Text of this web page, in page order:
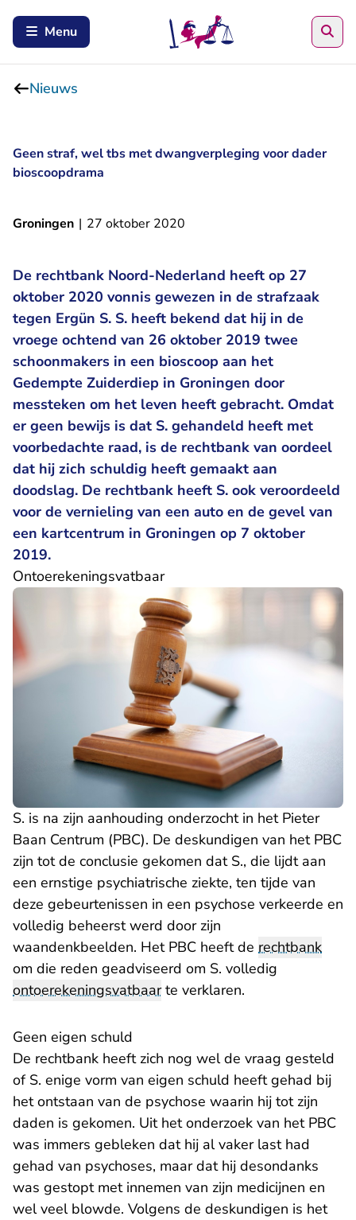
Menu
Nieuws
Geen straf, wel tbs met dwangverpleging voor dader
bioscoopdrama
Groningen | 27 oktober 2020
De rechtbank Noord-Nederland heeft op 27
oktober 2020 vonnis gewezen in de strafzaak
tegen Ergün S. S. heeft bekend dat hij in de
vroege ochtend van 26 oktober 2019 twee
schoonmakers in een bioscoop aan het
Gedempte Zuiderdiep in Groningen door
messteken om het leven heeft gebracht. Omdat
er geen bewijs is dat S. gehandeld heeft met
voorbedachte raad, is de rechtbank van oordeel
dat hij zich schuldig heeft gemaakt aan
doodslag. De rechtbank heeft S. ook veroordeeld
voor de vernieling van een auto en de gevel van
een kartcentrum in Groningen op 7 oktober
2019.
Ontoerekeningsvatbaar
S. is na zijn aanhouding onderzocht in het Pieter
Baan Centrum (PBC). De deskundigen van het PBC
zijn tot de conclusie gekomen dat S., die lijdt aan
een ernstige psychiatrische ziekte, ten tijde van
deze gebeurtenissen in een psychose verkeerde en
volledig beheerst werd door zijn
waandenkbeelden. Het PBC heeft de rechtbank
om die reden geadviseerd om S. volledig
ontoerekeningsvatbaarte verklaren.
Geen eigen schuld
De rechtbank heeft zich nog wel de vraag gesteld
of S. enige vorm van eigen schuld heeft gehad bij
het ontstaan van de psychose waarin hij tot zijn
daden is gekomen. Uit het onderzoek van het PBC
was immers gebleken dat hij al vaker last had
gehad van psychoses, maar dat hij desondanks
was gestopt met innemen van zijn medicijnen en
wel veel blowde. Volgens de deskundigen is het